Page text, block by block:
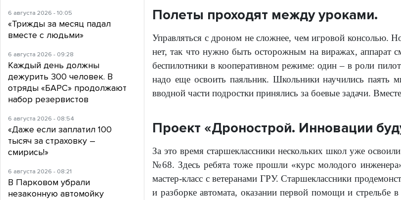
Полеты проходят между уроками.
Управляться с дроном не сложнее, чем игровой консолью.
нет, так что нужно быть осторожным на виражах, аппарат
беспилотники в кооперативном режиме: один – в роли
надо еще освоить паяльник. Школьники научились паять
вводной части подростки принялись за боевые задачи.
Проект «Дронострой. Инновации
За это время старшеклассники нескольких школ уже
№68. Здесь ребята тоже прошли «курс молодого
мастер-класс с ветеранами ГРУ. Старшеклассники
и разборке автомата, оказании первой помощи и стрельбе
6 августа 2026 - 10:05
«Трижды за месяц падал
вместе с людьми»
6 августа 2026 - 09:28
Каждый день должны
дежурить 300 человек. В
отряды «БАРС» продолжают
набор резервистов
6 августа 2026 - 08:54
«Даже если заплатил 100
тысяч за страховку –
смирись!»
6 августа 2026 - 08:21
В Парковом убрали
незаконную автомойку